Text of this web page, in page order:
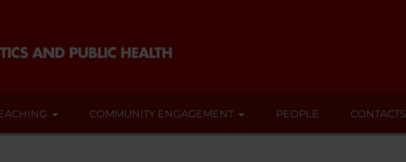
COMMUNITY ENGAGEMENT PEOPLE CONTACTS